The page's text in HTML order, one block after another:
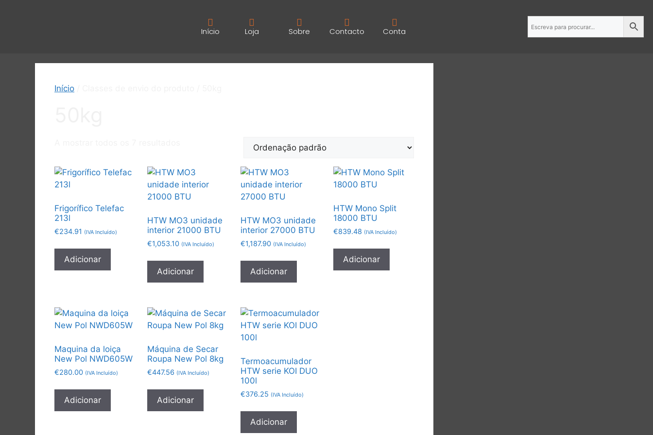
Início Loja Sobre Contacto Conta
Início
Frigorífico Telefac
213l
€234.91 (IVA Incluído)
Adicionar
HTW MO3 unidade
interior 21000 BTU
€1,053.10 (IVA Incluído)
Adicionar
HTW MO3 unidade
interior 27000 BTU
€1,187.90 (IVA Incluído)
Adicionar
HTW Mono Split
18000 BTU
€839.48 (IVA Incluído)
Adicionar
Maquina da loiça
New Pol NWD605W
€280.00 (IVA Incluído)
Adicionar
Máquina de Secar
Roupa New Pol 8kg
€447.56 (IVA Incluído)
Adicionar
Termoacumulador
HTW serie KOI DUO
100l
€376.25 (IVA Incluído)
Adicionar